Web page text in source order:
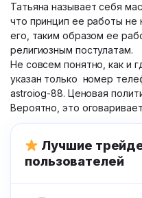
Татьяна называет себя
что принцип ее работы не
его, таким образом ее
религиозным постулатам.
Не совсем понятно, как и
указан только номер
astroiog-88. Ценовая
Вероятно, это
Лучшие
пользователей